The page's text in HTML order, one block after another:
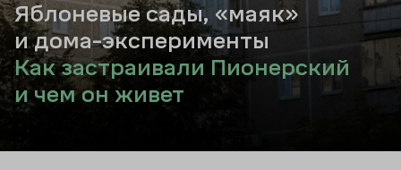
Яблоневые сады, «маяк»
и дома-эксперименты
Как застраивали Пионерский
и чем он живет